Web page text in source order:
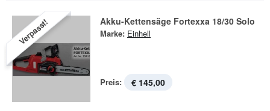
Verpasst! Akku-Kettensäge Fortexxa 18/30 Solo
Marke: Einhell
Preis: € 145,00